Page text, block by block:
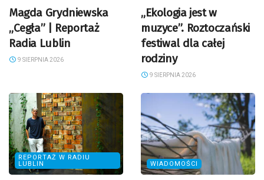
Magda Grydniewska
„Cegła” | Reportaż
Radia Lublin
9 SIERPNIA 2026
„Ekologia jest w
muzyce”. Roztoczański
festiwal dla całej
rodziny
9 SIERPNIA 2026
REPORTAŻ W RADIU
LUBLIN
WIADOMOŚCI